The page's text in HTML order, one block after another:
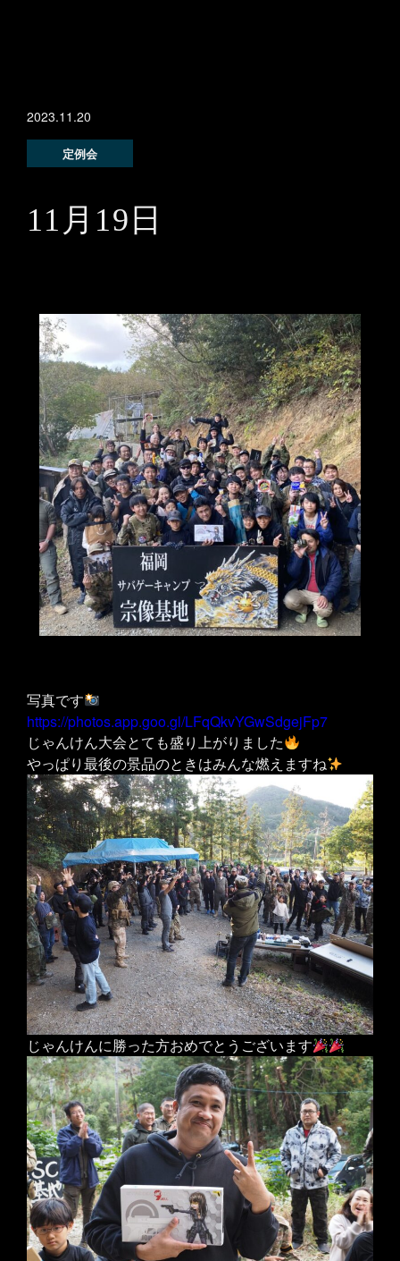
2023.11.20
定例会
11月19日
写真です
https://photos.app.goo.gl/LFqQkvYGwSdgejFp7
じゃんけん大会とても盛り上がりました
やっぱり最後の景品のときはみんな燃えますね
じゃんけんに勝った方おめでとうございます